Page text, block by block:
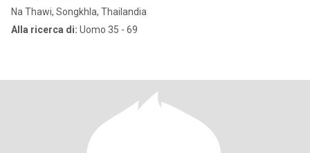
Na Thawi, Songkhla, Thailandia
Alla ricerca di: Uomo 35 - 69